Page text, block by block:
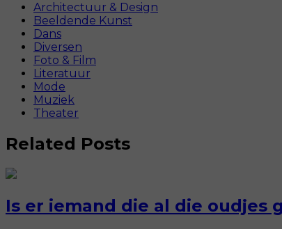
Architectuur & Design
Beeldende Kunst
Dans
Diversen
Foto & Film
Literatuur
Mode
Muziek
Theater
Related Posts
Is er iemand die al die oudjes